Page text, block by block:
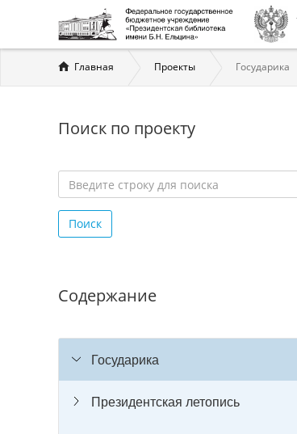
Вы
здесь
Главная Проекты Государика
Поиск по проекту
строку
для
Поиск
Содержание
Государика
Президентская летопись